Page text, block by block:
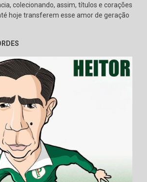
colecionando, assim, títulos e corações
hoje transferem esse amor de geração